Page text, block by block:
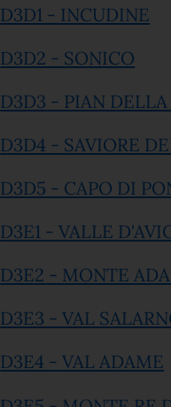
D3D1 - INCUDINE
D3D2 - SONICO
D3D3 - PIAN
D3D4 - SAVIORE
D3D5 - CAPO DI
D3E1 - VALLE
D3E2 - MONTE
D3E3 - VAL
D3E4 - VAL ADAME